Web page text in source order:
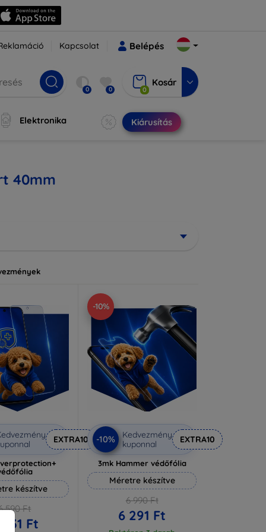
Kapcsolat Belépés
0 0 0
Kosár
Elektronika Kiárusítás
40mm
EXTRA10
készítve
590 Ft
931 Ft
-10%
-10%
Kedvezmény
kuponnal
EXTRA10
3mk Hammer védőfólia
Méretre készítve
6 990 Ft
6 291 Ft